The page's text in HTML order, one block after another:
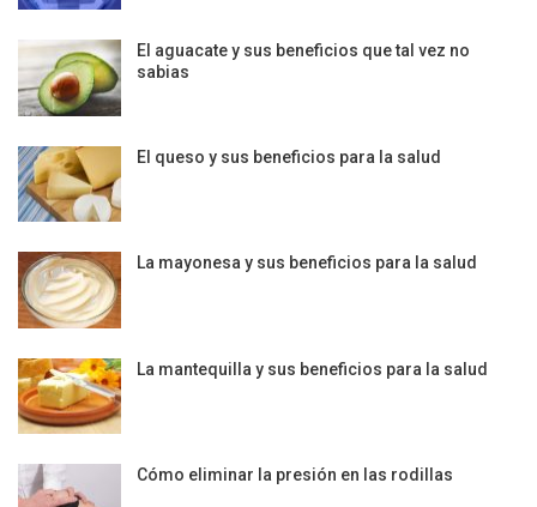
El aguacate y sus beneficios que tal vez no
sabias
El queso y sus beneficios para la salud
La mayonesa y sus beneficios para la salud
La mantequilla y sus beneficios para la salud
Cómo eliminar la presión en las rodillas